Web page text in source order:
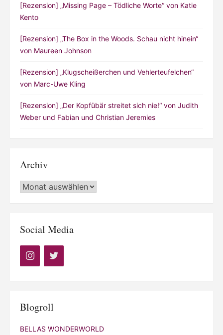
[Rezension] „Missing Page – Tödliche Worte“ von Katie
Kento
[Rezension] „The Box in the Woods. Schau nicht hinein“
von Maureen Johnson
[Rezension] „Klugscheißerchen und Vehlerteufelchen“
von Marc-Uwe Kling
[Rezension] „Der Kopfübär streitet sich nie!“ von Judith
Weber und Fabian und Christian Jeremies
Archiv
Archiv
Social Media
Blogroll
BELLAS WONDERWORLD